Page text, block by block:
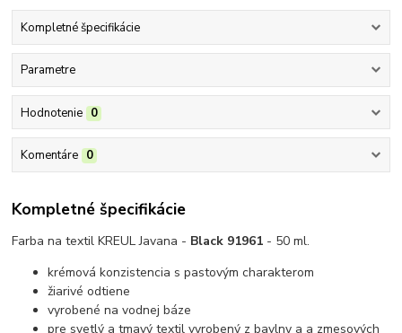
Kompletné špecifikácie
Parametre
Hodnotenie 0
Komentáre 0
Kompletné špecifikácie
Farba na textil KREUL Javana - Black 91961 - 50 ml.
krémová konzistencia s pastovým charakterom
žiarivé odtiene
vyrobené na vodnej báze
pre svetlý a tmavý textil vyrobený z bavlny a a zmesových